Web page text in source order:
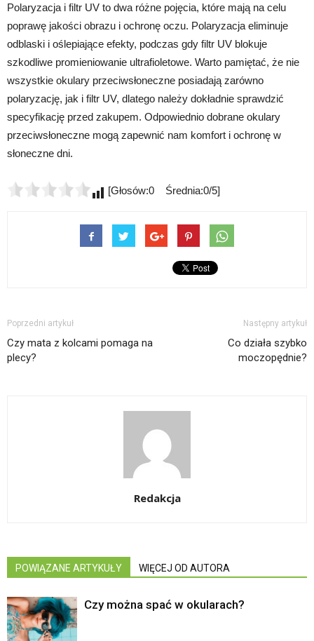
Polaryzacja i filtr UV to dwa różne pojęcia, które mają na celu
poprawę jakości obrazu i ochronę oczu. Polaryzacja eliminuje
odblaski i oślepiające efekty, podczas gdy filtr UV blokuje
szkodliwe promieniowanie ultrafioletowe. Warto pamiętać, że nie
wszystkie okulary przeciwsłoneczne posiadają zarówno
polaryzację, jak i filtr UV, dlatego należy dokładnie sprawdzić
specyfikację przed zakupem. Odpowiednio dobrane okulary
przeciwsłoneczne mogą zapewnić nam komfort i ochronę w
słoneczne dni.
[Głosów:0 Średnia:0/5]
Poprzedni artykuł
Czy mata z kolcami pomaga na
plecy?
Następny artykuł
Co działa szybko
moczopędnie?
Redakcja
POWIĄZANE ARTYKUŁY WIĘCEJ OD AUTORA
Czy można spać w okularach?